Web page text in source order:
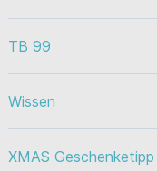
TB 99
Wissen
XMAS Geschenketipp